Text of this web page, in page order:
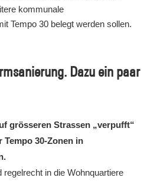
kommunale
Tempo 30 belegt werden sollen.
Dazu ein paar
grösseren Strassen „verpufft“
Tempo 30-Zonen in
regelrecht in die Wohnquartiere